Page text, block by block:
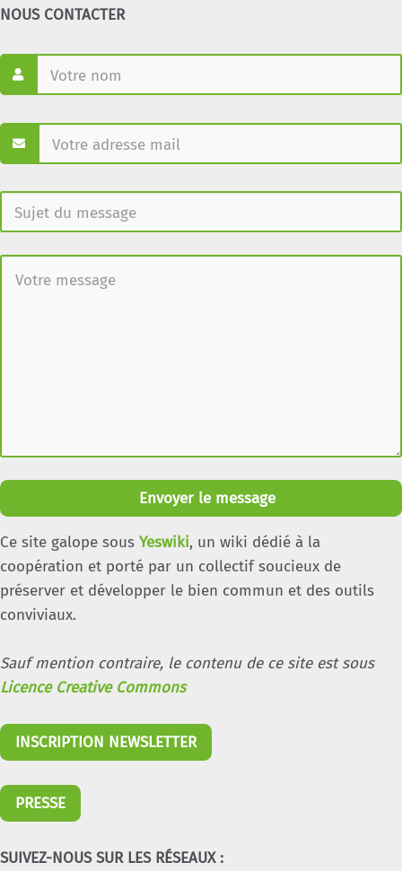
NOUS CONTACTER
Envoyer le message
Ce site galope sous Yeswiki, un wiki dédié à la
coopération et porté par un collectif soucieux de
préserver et développer le bien commun et des outils
conviviaux.
Sauf mention contraire, le contenu de ce site est sous
Licence Creative Commons
INSCRIPTION NEWSLETTER
PRESSE
SUIVEZ-NOUS SUR LES RÉSEAUX :